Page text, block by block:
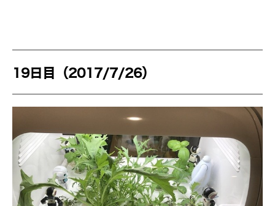
19日目（2017/7/26）